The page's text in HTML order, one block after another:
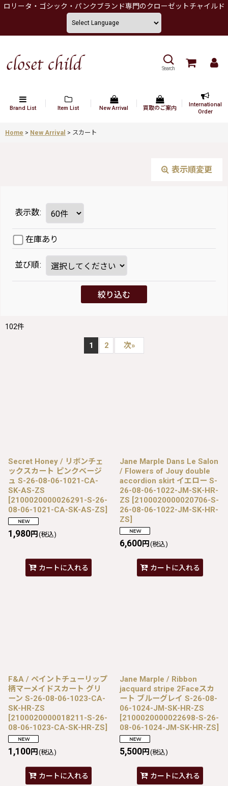
ロリータ・ゴシック・パンクブランド専門のクローゼットチャイルド
Search
Brand List Item List New Arrival 買取のご案内
International
Order
Home > New Arrival > スカート
表示順変更
表示数:
在庫あり
並び順:
絞り込む
102件
1 2 次»
Secret Honey / リボンチェ
ックスカート ピンクベージ
ュ S-26-08-06-1021-CA-
SK-AS-ZS
[2100020000026291-S-26-
08-06-1021-CA-SK-AS-ZS]
1,980円 (税込)
カートに入れる
Jane Marple Dans Le Salon
/ Flowers of Jouy double
accordion skirt イエロー S-
26-08-06-1022-JM-SK-HR-
ZS [2100020000020706-S-
26-08-06-1022-JM-SK-HR-
ZS]
6,600円 (税込)
カートに入れる
F&A / ペイントチューリップ
柄マーメイドスカート グリ
ーン S-26-08-06-1023-CA-
SK-HR-ZS
[2100020000018211-S-26-
08-06-1023-CA-SK-HR-ZS]
1,100円 (税込)
カートに入れる
Jane Marple / Ribbon
jacquard stripe 2Faceスカ
ート ブルーグレイ S-26-08-
06-1024-JM-SK-HR-ZS
[2100020000022698-S-26-
08-06-1024-JM-SK-HR-ZS]
5,500円 (税込)
カートに入れる